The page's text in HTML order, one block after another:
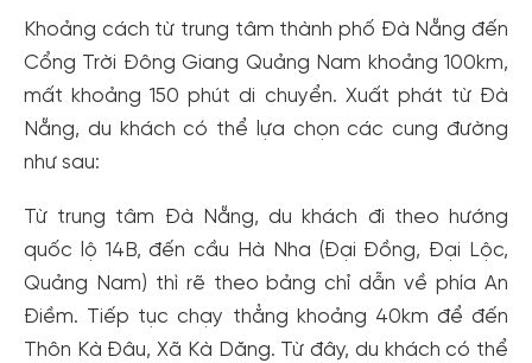
Khoảng cách từ trung tâm thành phố Đà Nẵng đến
Cổng Trời Đông Giang Quảng Nam khoảng 100km,
mất khoảng 150 phút di chuyển. Xuất phát từ Đà
Nẵng, du khách có thể lựa chọn các cung đường
như sau:
Từ trung tâm Đà Nẵng, du khách đi theo hướng
quốc lộ 14B, đến cầu Hà Nha (Đại Đồng, Đại Lộc,
Quảng Nam) thì rẽ theo bảng chỉ dẫn về phía An
Điềm. Tiếp tục chạy thẳng khoảng 40km để đến
Thôn Kà Đâu, Xã Kà Dăng. Từ đây, du khách có thể